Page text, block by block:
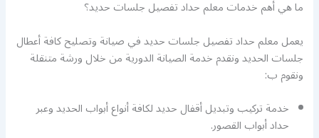
ما هي أهم خدمات معلم حداد تفصيل جلسات حديد؟
يعمل معلم حداد تفصيل جلسات حديد في صيانة وتصليح كافة أعطال
جلسات الحديد ونقدم خدمة الصيانة الدورية من خلال ورشة متنقلة
ونقوم ب:
خدمة تركيب وتبديل أقفال حديد لكافة أنواع أبواب الحديد وعبر
حداد أبواب القصور.